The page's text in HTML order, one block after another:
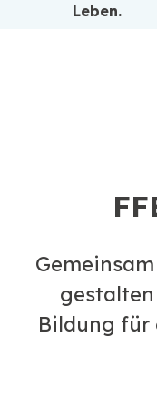
Leben.
Bildung für